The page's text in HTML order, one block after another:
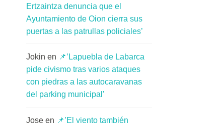
Ertzaintza denuncia que el
Ayuntamiento de Oion cierra sus
puertas a las patrullas policiales’
Jokin en 📌’Lapuebla de Labarca
pide civismo tras varios ataques
con piedras a las autocaravanas
del parking municipal’
Jose en 📌’El viento también